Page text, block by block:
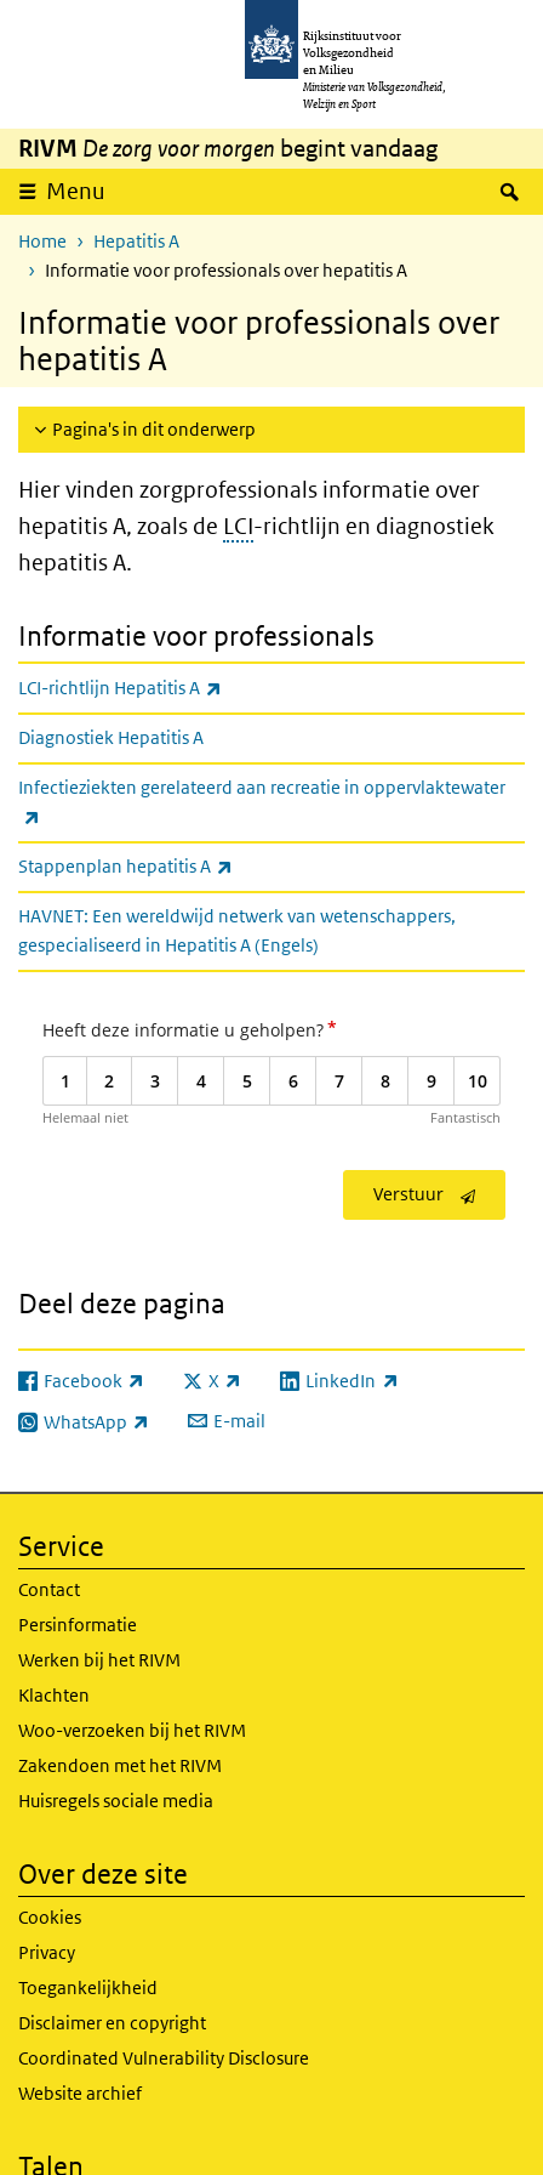
Overslaan en naar de inhoud gaan
Rijksinstituut voor
Volksgezondheid
en Milieu
Ministerie van Volksgezondheid,
Welzijn en Sport
RIVM De zorg voor morgen begint vandaag
Menu
Home
Hepatitis A
Informatie voor professionals over hepatitis A
Informatie voor professionals over
hepatitis A
Pagina's in dit onderwerp
Hier vinden zorgprofessionals informatie over
hepatitis A, zoals de LCI-richtlijn en diagnostiek
hepatitis A.
Informatie voor professionals
LCI-richtlijn Hepatitis A
Diagnostiek Hepatitis A
Infectieziekten gerelateerd aan recreatie in oppervlaktewater
Stappenplan hepatitis A
HAVNET: Een wereldwijd netwerk van wetenschappers,
gespecialiseerd in Hepatitis A (Engels)
Heeft deze informatie u geholpen?*
1 2 3 4 5 6 7 8 9 10
Helemaal niet Fantastisch
Verstuur
Deel deze pagina
Facebook
(externe link) X
(externe link) LinkedIn
(externe link)
WhatsApp
(externe link) E-mail
Service
Contact
Persinformatie
Werken bij het RIVM
Klachten
Woo-verzoeken bij het RIVM
Zakendoen met het RIVM
Huisregels sociale media
Over deze site
Cookies
Privacy
Toegankelijkheid
Disclaimer en copyright
Coordinated Vulnerability Disclosure
Website archief
Talen